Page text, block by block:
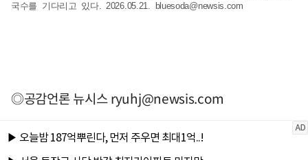
국수를 기다리고 있다. 2026.05.21.
bluesoda@newsis.com
◎공감언론 뉴시스ryuhj@newsis.com